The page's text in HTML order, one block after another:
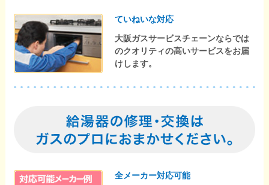
ていねいな対応
大阪ガスサービスチェーンならでは
のクオリティの高いサービスをお届
けします。
全メーカー対応可能